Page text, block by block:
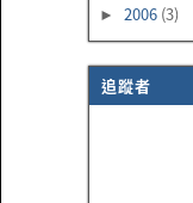
► 2006 (3)
追蹤者